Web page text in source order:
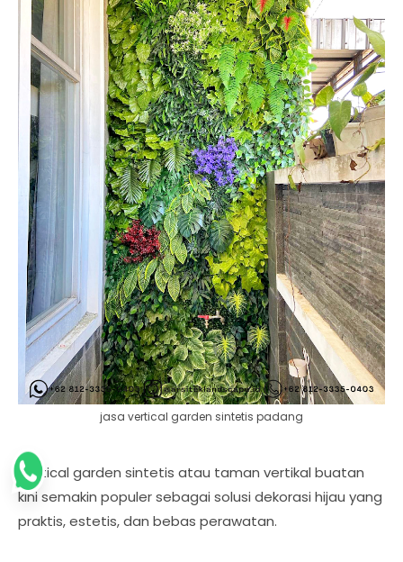
jasa vertical garden sintetis padang
Vertical garden sintetis atau taman vertikal buatan
kini semakin populer sebagai solusi dekorasi hijau yang
praktis, estetis, dan bebas perawatan.